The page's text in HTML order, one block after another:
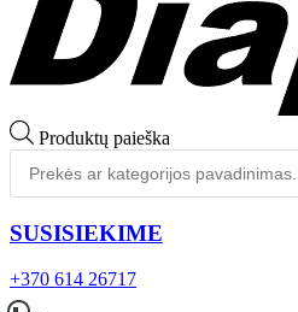
Produktų paieška
SUSISIEKIME
+370 614 26717